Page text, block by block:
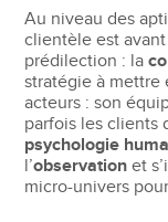
Au niveau des
clientèle est
prédilection : la
stratégie à mettre
acteurs : son
parfois les clients
psychologie
l’observation et
micro-univers